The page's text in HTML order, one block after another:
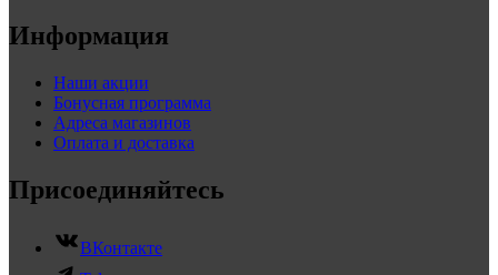
Информация
Наши акции
Бонусная программа
Адреса магазинов
Оплата и доставка
Присоединяйтесь
ВКонтакте